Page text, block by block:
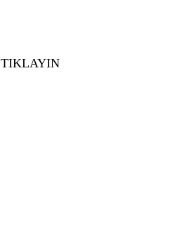
TIKLAYIN